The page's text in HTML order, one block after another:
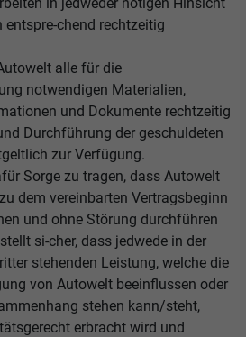
entspre-chend rechtzeitig
alle für die
notwendigen Materialien,
und Dokumente rechtzeitig
Durchführung der geschuldeten
zur Verfügung.
Sorge zu tragen, dass Autowelt
dem vereinbarten Vertragsbeginn
und ohne Störung durchführen
si-cher, dass jedwede in der
stehenden Leistung, welche die
von Autowelt beeinflussen oder
stehen kann/steht,
erbracht wird und